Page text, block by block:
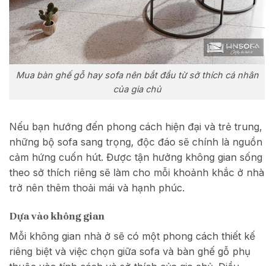
Mua bàn ghế gỗ hay sofa nên bắt đầu từ sở thích cá nhân
của gia chủ
Nếu bạn hướng đến phong cách hiện đại và trẻ trung,
những bộ sofa sang trọng, độc đáo sẽ chính là nguồn
cảm hứng cuốn hút. Được tận hưởng không gian sống
theo sở thích riêng sẽ làm cho mỗi khoảnh khắc ở nhà
trở nên thêm thoải mái và hạnh phúc.
Dựa vào không gian
Mỗi không gian nhà ở sẽ có một phong cách thiết kế
riêng biệt và việc chọn giữa sofa và bàn ghế gỗ phụ